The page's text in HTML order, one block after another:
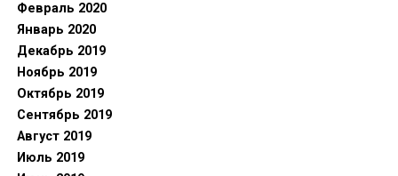
Февраль 2020
Январь 2020
Декабрь 2019
Ноябрь 2019
Октябрь 2019
Сентябрь 2019
Август 2019
Июль 2019